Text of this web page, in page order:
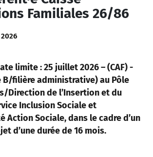
Familiales 26/86
limite : 25 juillet 2026 – (CAF) -
B/filière administrative) au Pôle
Direction de l’Insertion et du
Inclusion Sociale et
Action Sociale, dans le cadre d’un
d’une durée de 16 mois.